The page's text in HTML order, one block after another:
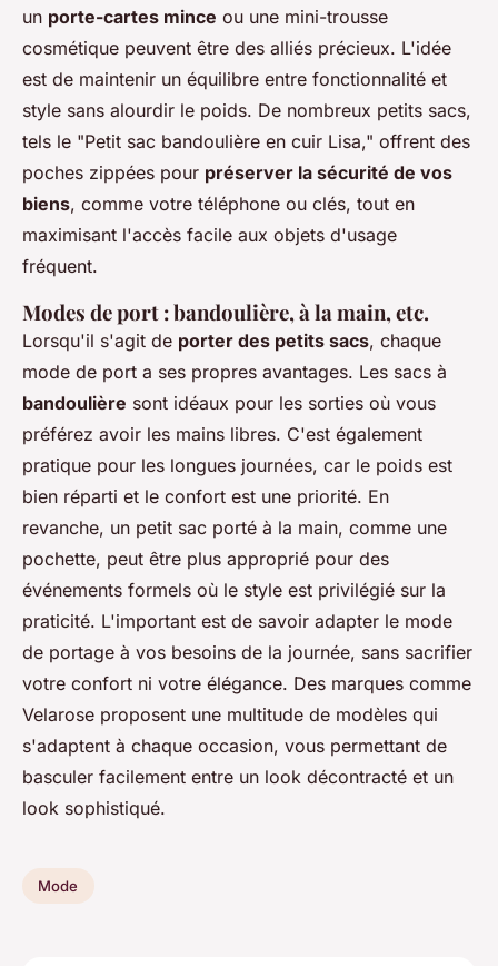
un porte-cartes mince ou une mini-trousse
cosmétique peuvent être des alliés précieux. L'idée
est de maintenir un équilibre entre fonctionnalité et
style sans alourdir le poids. De nombreux petits sacs,
tels le "Petit sac bandoulière en cuir Lisa," offrent des
poches zippées pour préserver la sécurité de vos
biens, comme votre téléphone ou clés, tout en
maximisant l'accès facile aux objets d'usage
fréquent.
Modes de port : bandoulière, à la main, etc.
Lorsqu'il s'agit de porter des petits sacs, chaque
mode de port a ses propres avantages. Les sacs à
bandoulière sont idéaux pour les sorties où vous
préférez avoir les mains libres. C'est également
pratique pour les longues journées, car le poids est
bien réparti et le confort est une priorité. En
revanche, un petit sac porté à la main, comme une
pochette, peut être plus approprié pour des
événements formels où le style est privilégié sur la
praticité. L'important est de savoir adapter le mode
de portage à vos besoins de la journée, sans sacrifier
votre confort ni votre élégance. Des marques comme
Velarose proposent une multitude de modèles qui
s'adaptent à chaque occasion, vous permettant de
basculer facilement entre un look décontracté et un
look sophistiqué.
Mode